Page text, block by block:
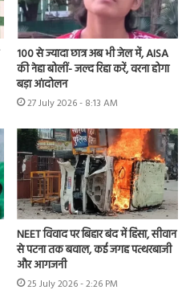
100 से ज्यादा छात्र अब भी जेल में, AISA
की नेहा बोलीं- जल्द रिहा करें, वरना होगा
बड़ा आंदोलन
27 July 2026 - 8:13 AM
NEET विवाद पर बिहार बंद में हिंसा, सीवान
से पटना तक बवाल, कई जगह पत्थरबाजी
और आगजनी
25 July 2026 - 2:26 PM